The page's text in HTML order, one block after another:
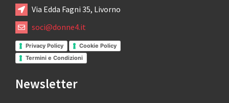
Via Edda Fagni 35, Livorno
soci@donne4.it
Privacy Policy
Cookie Policy
Termini e Condizioni
Newsletter